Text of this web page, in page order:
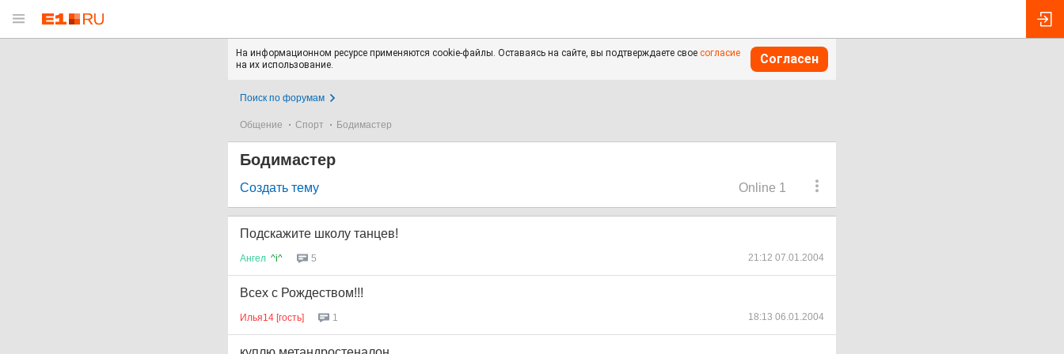
На информационном ресурсе применяются cookie-файлы. Оставаясь на сайте, вы подтверждаете свое согласие
на их использование.
Согласен
Поиск по форумам
Общение Спорт Бодимастер
Бодимастер
Online 1
Создать тему
Подскажите школу танцев!
Ангел ^i^ 5 21:12 07.01.2004
Всех с Рождеством!!!
Илья14 [гость] 1 18:13 06.01.2004